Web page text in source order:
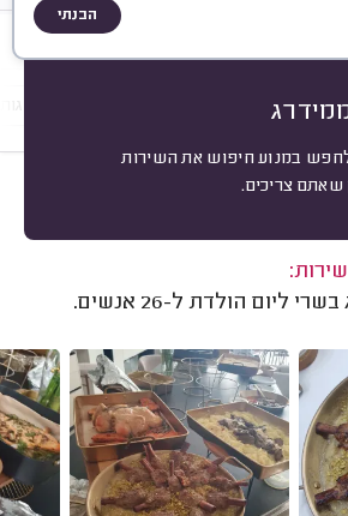
הבנתי
במנוע חיפוש את השירות
שאתם צריכים.
לפי אירוע
אשדוד.
ליום הולדת ל-26 אנשים.